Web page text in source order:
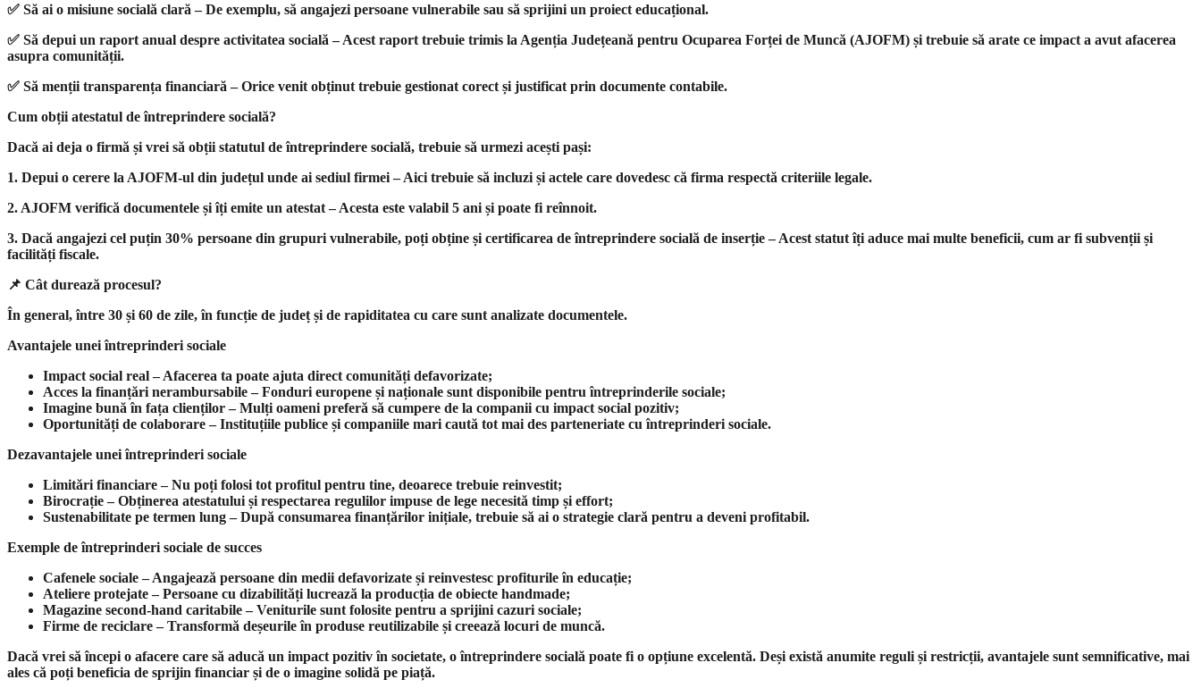
✅ Să ai o misiune socială clară – De exemplu, să angajezi persoane vulnerabile sau să sprijini un proiect educațional.
✅ Să depui un raport anual despre activitatea socială – Acest raport trebuie trimis la Agenția Județeană pentru Ocuparea Forței de Muncă (AJOFM) și trebuie să arate ce impact a avut afacerea
asupra comunității.
✅ Să menții transparența financiară – Orice venit obținut trebuie gestionat corect și justificat prin documente contabile.
Cum obții atestatul de întreprindere socială?
Dacă ai deja o firmă și vrei să obții statutul de întreprindere socială, trebuie să urmezi acești pași:
1️. Depui o cerere la AJOFM-ul din județul unde ai sediul firmei – Aici trebuie să incluzi și actele care dovedesc că firma respectă criteriile legale.
2️. AJOFM verifică documentele și îți emite un atestat – Acesta este valabil 5 ani și poate fi reînnoit.
3️. Dacă angajezi cel puțin 30% persoane din grupuri vulnerabile, poți obține și certificarea de întreprindere socială de inserție – Acest statut îți aduce mai multe beneficii, cum ar fi subvenții și
facilități fiscale.
📌 Cât durează procesul?
În general, între 30 și 60 de zile, în funcție de județ și de rapiditatea cu care sunt analizate documentele.
Avantajele unei întreprinderi sociale
Impact social real – Afacerea ta poate ajuta direct comunități defavorizate;
Acces la finanțări nerambursabile – Fonduri europene și naționale sunt disponibile pentru întreprinderile sociale;
Imagine bună în fața clienților – Mulți oameni preferă să cumpere de la companii cu impact social pozitiv;
Oportunități de colaborare – Instituțiile publice și companiile mari caută tot mai des parteneriate cu întreprinderi sociale.
Dezavantajele unei întreprinderi sociale
Limitări financiare – Nu poți folosi tot profitul pentru tine, deoarece trebuie reinvestit;
Birocrație – Obținerea atestatului și respectarea regulilor impuse de lege necesită timp și effort;
Sustenabilitate pe termen lung – După consumarea finanțărilor inițiale, trebuie să ai o strategie clară pentru a deveni profitabil.
Exemple de întreprinderi sociale de succes
Cafenele sociale – Angajează persoane din medii defavorizate și reinvestesc profiturile în educație;
Ateliere protejate – Persoane cu dizabilități lucrează la producția de obiecte handmade;
Magazine second-hand caritabile – Veniturile sunt folosite pentru a sprijini cazuri sociale;
Firme de reciclare – Transformă deșeurile în produse reutilizabile și creează locuri de muncă.
Dacă vrei să începi o afacere care să aducă un impact pozitiv în societate, o întreprindere socială poate fi o opțiune excelentă. Deși există anumite reguli și restricții, avantajele sunt semnificative, mai
ales că poți beneficia de sprijin financiar și de o imagine solidă pe piață.